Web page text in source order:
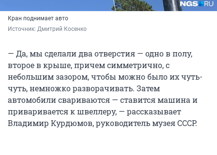
Кран поднимает авто
Источник: Дмитрий Косенко
— Да, мы сделали два отверстия — одно в полу,
второе в крыше, причем симметрично, с
небольшим зазором, чтобы можно было их чуть-
чуть, немножко разворачивать. Затем
автомобили свариваются — ставится машина и
приваривается к швеллеру, — рассказывает
Владимир Курдюмов, руководитель музея СССР.